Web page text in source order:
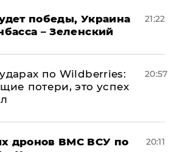
победы, Украина
– Зеленский
21:22
по Wildberries:
потери, это успех
20:57
дронов ВМС ВСУ по
20:11